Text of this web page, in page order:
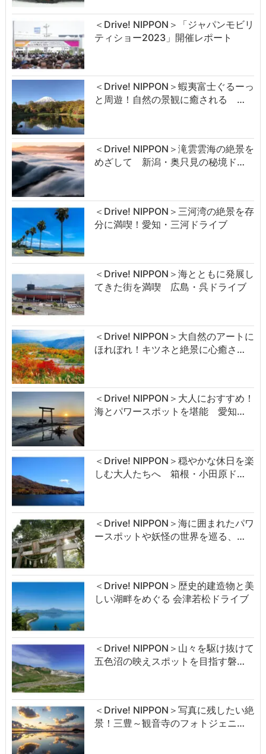
＜Drive! NIPPON＞「ジャパンモビリ
ティショー2023」開催レポート
＜Drive! NIPPON＞蝦夷富士ぐるーっ
と周遊！自然の景観に癒される …
＜Drive! NIPPON＞滝雲雲海の絶景を
めざして 新潟・奥只見の秘境ド…
＜Drive! NIPPON＞三河湾の絶景を存
分に満喫！愛知・三河ドライブ
＜Drive! NIPPON＞海とともに発展し
てきた街を満喫 広島・呉ドライブ
＜Drive! NIPPON＞大自然のアートに
ほれぼれ！キツネと絶景に心癒さ…
＜Drive! NIPPON＞大人におすすめ！
海とパワースポットを堪能 愛知…
＜Drive! NIPPON＞穏やかな休日を楽
しむ大人たちへ 箱根・小田原ド…
＜Drive! NIPPON＞海に囲まれたパワ
ースポットや妖怪の世界を巡る、…
＜Drive! NIPPON＞歴史的建造物と美
しい湖畔をめぐる 会津若松ドライブ
＜Drive! NIPPON＞山々を駆け抜けて
五色沼の映えスポットを目指す磐…
＜Drive! NIPPON＞写真に残したい絶
景！三豊～観音寺のフォトジェニ…